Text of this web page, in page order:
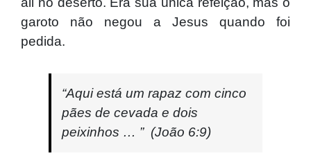
garoto não negou a Jesus quando foi
pedida.
“Aqui está um rapaz com cinco
pães de cevada e dois
peixinhos … ” (João 6:9)